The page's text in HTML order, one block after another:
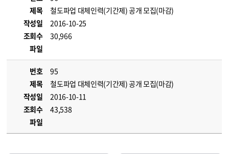
제목
철도파업 대체인력(기간제) 공개 모집(마감)
작성일
2016-10-25
조회수
30,966
파일
번호
95
제목
철도파업 대체인력(기간제) 공개 모집(마감)
작성일
2016-10-11
조회수
43,538
파일